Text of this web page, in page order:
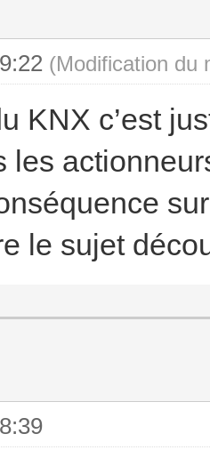
(Modification du
KNX c’est
les
le sujet